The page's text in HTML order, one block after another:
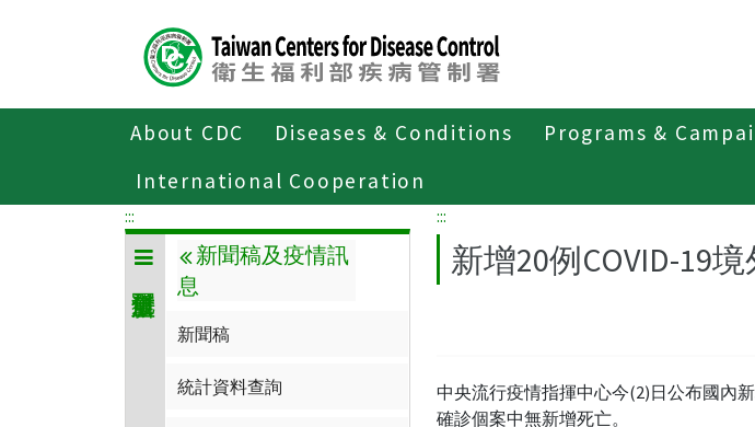
About CDC Diseases & Conditions Programs &
International Cooperation
傳染病與防疫專題
:::
新聞稿及疫情訊
息
新聞稿
統計資料查詢
:::
新增20例COVID-19
中央流行疫情指揮中心今(2)日公布國內
確診個案中無新增死亡。